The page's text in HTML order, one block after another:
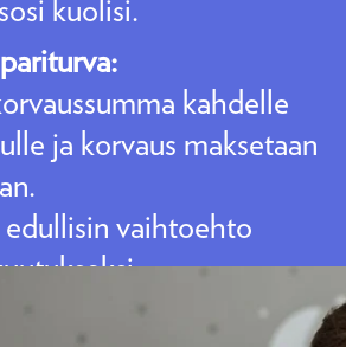
kuolisi.
kahdelle
ja korvaus maksetaan
vaihtoehto
tarvitsee